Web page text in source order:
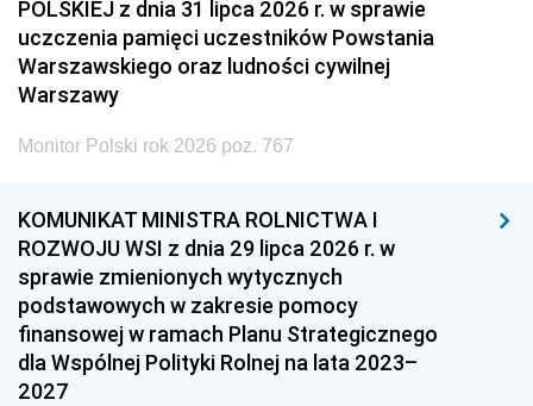
POLSKIEJ z dnia 31 lipca 2026 r. w sprawie
uczczenia pamięci uczestników Powstania
Warszawskiego oraz ludności cywilnej
Warszawy
Monitor Polski rok 2026 poz. 767
KOMUNIKAT MINISTRA ROLNICTWA I
ROZWOJU WSI z dnia 29 lipca 2026 r. w
sprawie zmienionych wytycznych
podstawowych w zakresie pomocy
finansowej w ramach Planu Strategicznego
dla Wspólnej Polityki Rolnej na lata 2023–
2027